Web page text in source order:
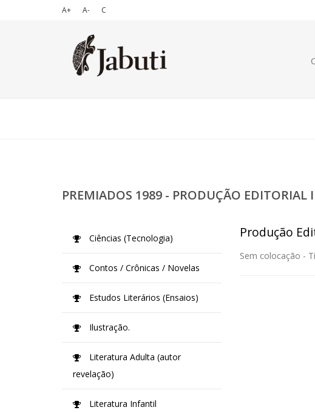
A+ A- C
PREMIADOS 1989 - PRODUÇÃO
Produção
Sem colocação -
Ciências (Tecnologia)
Contos / Crônicas / Novelas
Estudos Literários (Ensaios)
Ilustração.
Literatura Adulta (autor
revelação)
Literatura Infantil